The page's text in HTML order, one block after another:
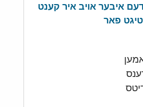
איבער אויב איר קענט
פאר